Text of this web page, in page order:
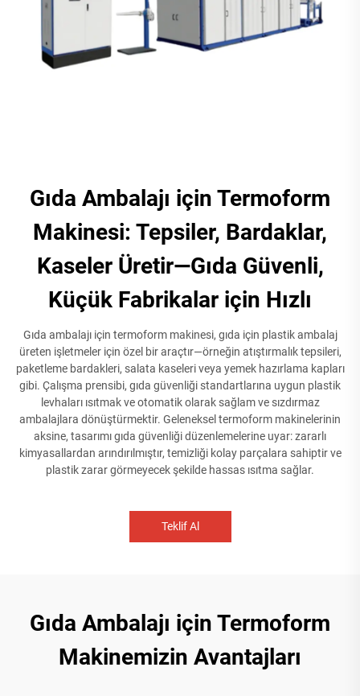
Gıda Ambalajı için Termoform
Makinesi: Tepsiler, Bardaklar,
Kaseler Üretir—Gıda Güvenli,
Küçük Fabrikalar için Hızlı
Gıda ambalajı için termoform makinesi, gıda için plastik ambalaj
üreten işletmeler için özel bir araçtır—örneğin atıştırmalık tepsileri,
paketleme bardakleri, salata kaseleri veya yemek hazırlama kapları
gibi. Çalışma prensibi, gıda güvenliği standartlarına uygun plastik
levhaları ısıtmak ve otomatik olarak sağlam ve sızdırmaz
ambalajlara dönüştürmektir. Geleneksel termoform makinelerinin
aksine, tasarımı gıda güvenliği düzenlemelerine uyar: zararlı
kimyasallardan arındırılmıştır, temizliği kolay parçalara sahiptir ve
plastik zarar görmeyecek şekilde hassas ısıtma sağlar.
Teklif Al
Gıda Ambalajı için Termoform
Makinemizin Avantajları